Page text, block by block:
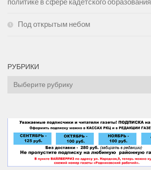
политике в сфере кадетского образования
Под открытым небом
РУБРИКИ
Рубрики